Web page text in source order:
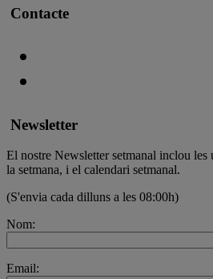
Contacte
Newsletter
El nostre Newsletter setmanal inclou les
la setmana, i el calendari setmanal.
(S'envia cada dilluns a les 08:00h)
Nom:
Email: